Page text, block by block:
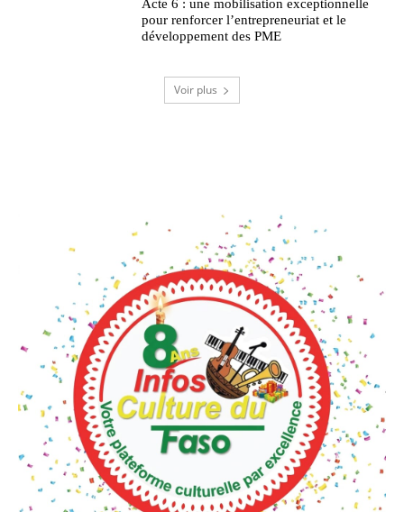
Acte 6 : une mobilisation exceptionnelle
pour renforcer l’entrepreneuriat et le
développement des PME
Voir plus